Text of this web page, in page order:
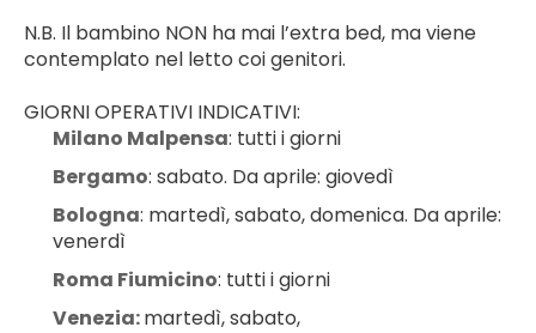
N.B. Il bambino NON ha mai l’extra bed, ma viene
contemplato nel letto coi genitori.
GIORNI OPERATIVI INDICATIVI:
Milano Malpensa: tutti i giorni
Bergamo: sabato. Da aprile: giovedì
Bologna: martedì, sabato, domenica. Da aprile:
venerdì
Roma Fiumicino: tutti i giorni
Venezia: martedì, sabato,